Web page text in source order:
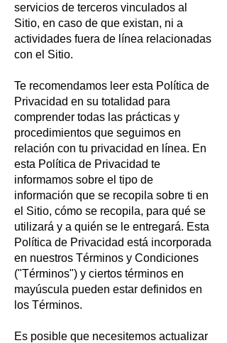
servicios de terceros vinculados al
Sitio, en caso de que existan, ni a
actividades fuera de línea relacionadas
con el Sitio.
Te recomendamos leer esta Política de
Privacidad en su totalidad para
comprender todas las prácticas y
procedimientos que seguimos en
relación con tu privacidad en línea. En
esta Política de Privacidad te
informamos sobre el tipo de
información que se recopila sobre ti en
el Sitio, cómo se recopila, para qué se
utilizará y a quién se le entregará. Esta
Política de Privacidad está incorporada
en nuestros Términos y Condiciones
("Términos") y ciertos términos en
mayúscula pueden estar definidos en
los Términos.
Es posible que necesitemos actualizar